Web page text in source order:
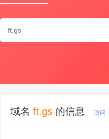
域名 ft.gs 的信息 访问